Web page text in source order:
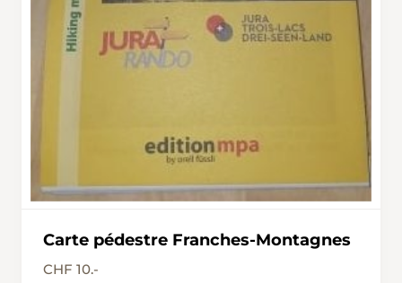
Carte pédestre Franches-Montagnes
CHF 10.-